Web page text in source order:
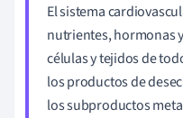
El sistema
nutrientes, hormonas
células y tejidos de
los productos de
los subproductos